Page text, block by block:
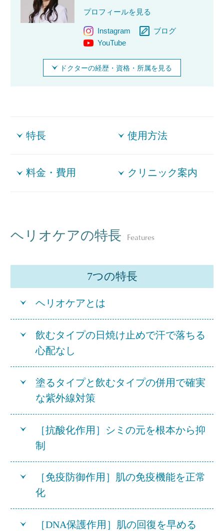
プロフィールを見る
Instagram
ブログ
YouTube
ドクターの経歴・資格・所属を見る
特長 使用方法
料金・費用 クリニック案内
ヘリオケアの特長 Features
7つの特長
ヘリオケアとは
飲むタイプの日焼け止めで汗で落ちる
心配なし
塗るタイプと飲むタイプの併用で確実
な紫外線対策
［抗酸化作用］シミの元を根本から抑
制
［免疫防御作用］肌の免疫機能を正常
化
［DNA保護作用］肌の回復を早める